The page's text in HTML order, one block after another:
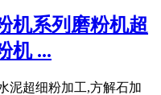
机系列磨粉机超
机 ...
泥超细粉加工,方解石加